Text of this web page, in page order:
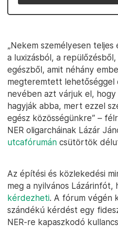
„Nekem személyesen
a luxizásból, a
egészből, amit néhány
megteremtett lehetőséggel
nevében azt várjuk el,
hagyják abba, mert ezzel
egész közösségünkre” –
NER oligarcháinak Lázár
utcafórumán csütörtök
Az építési és közlekedési
meg a nyilvános Lázárinfót,
kérdezheti. A fórum végén
szándékú kérdést egy
NER-re kapaszkodó